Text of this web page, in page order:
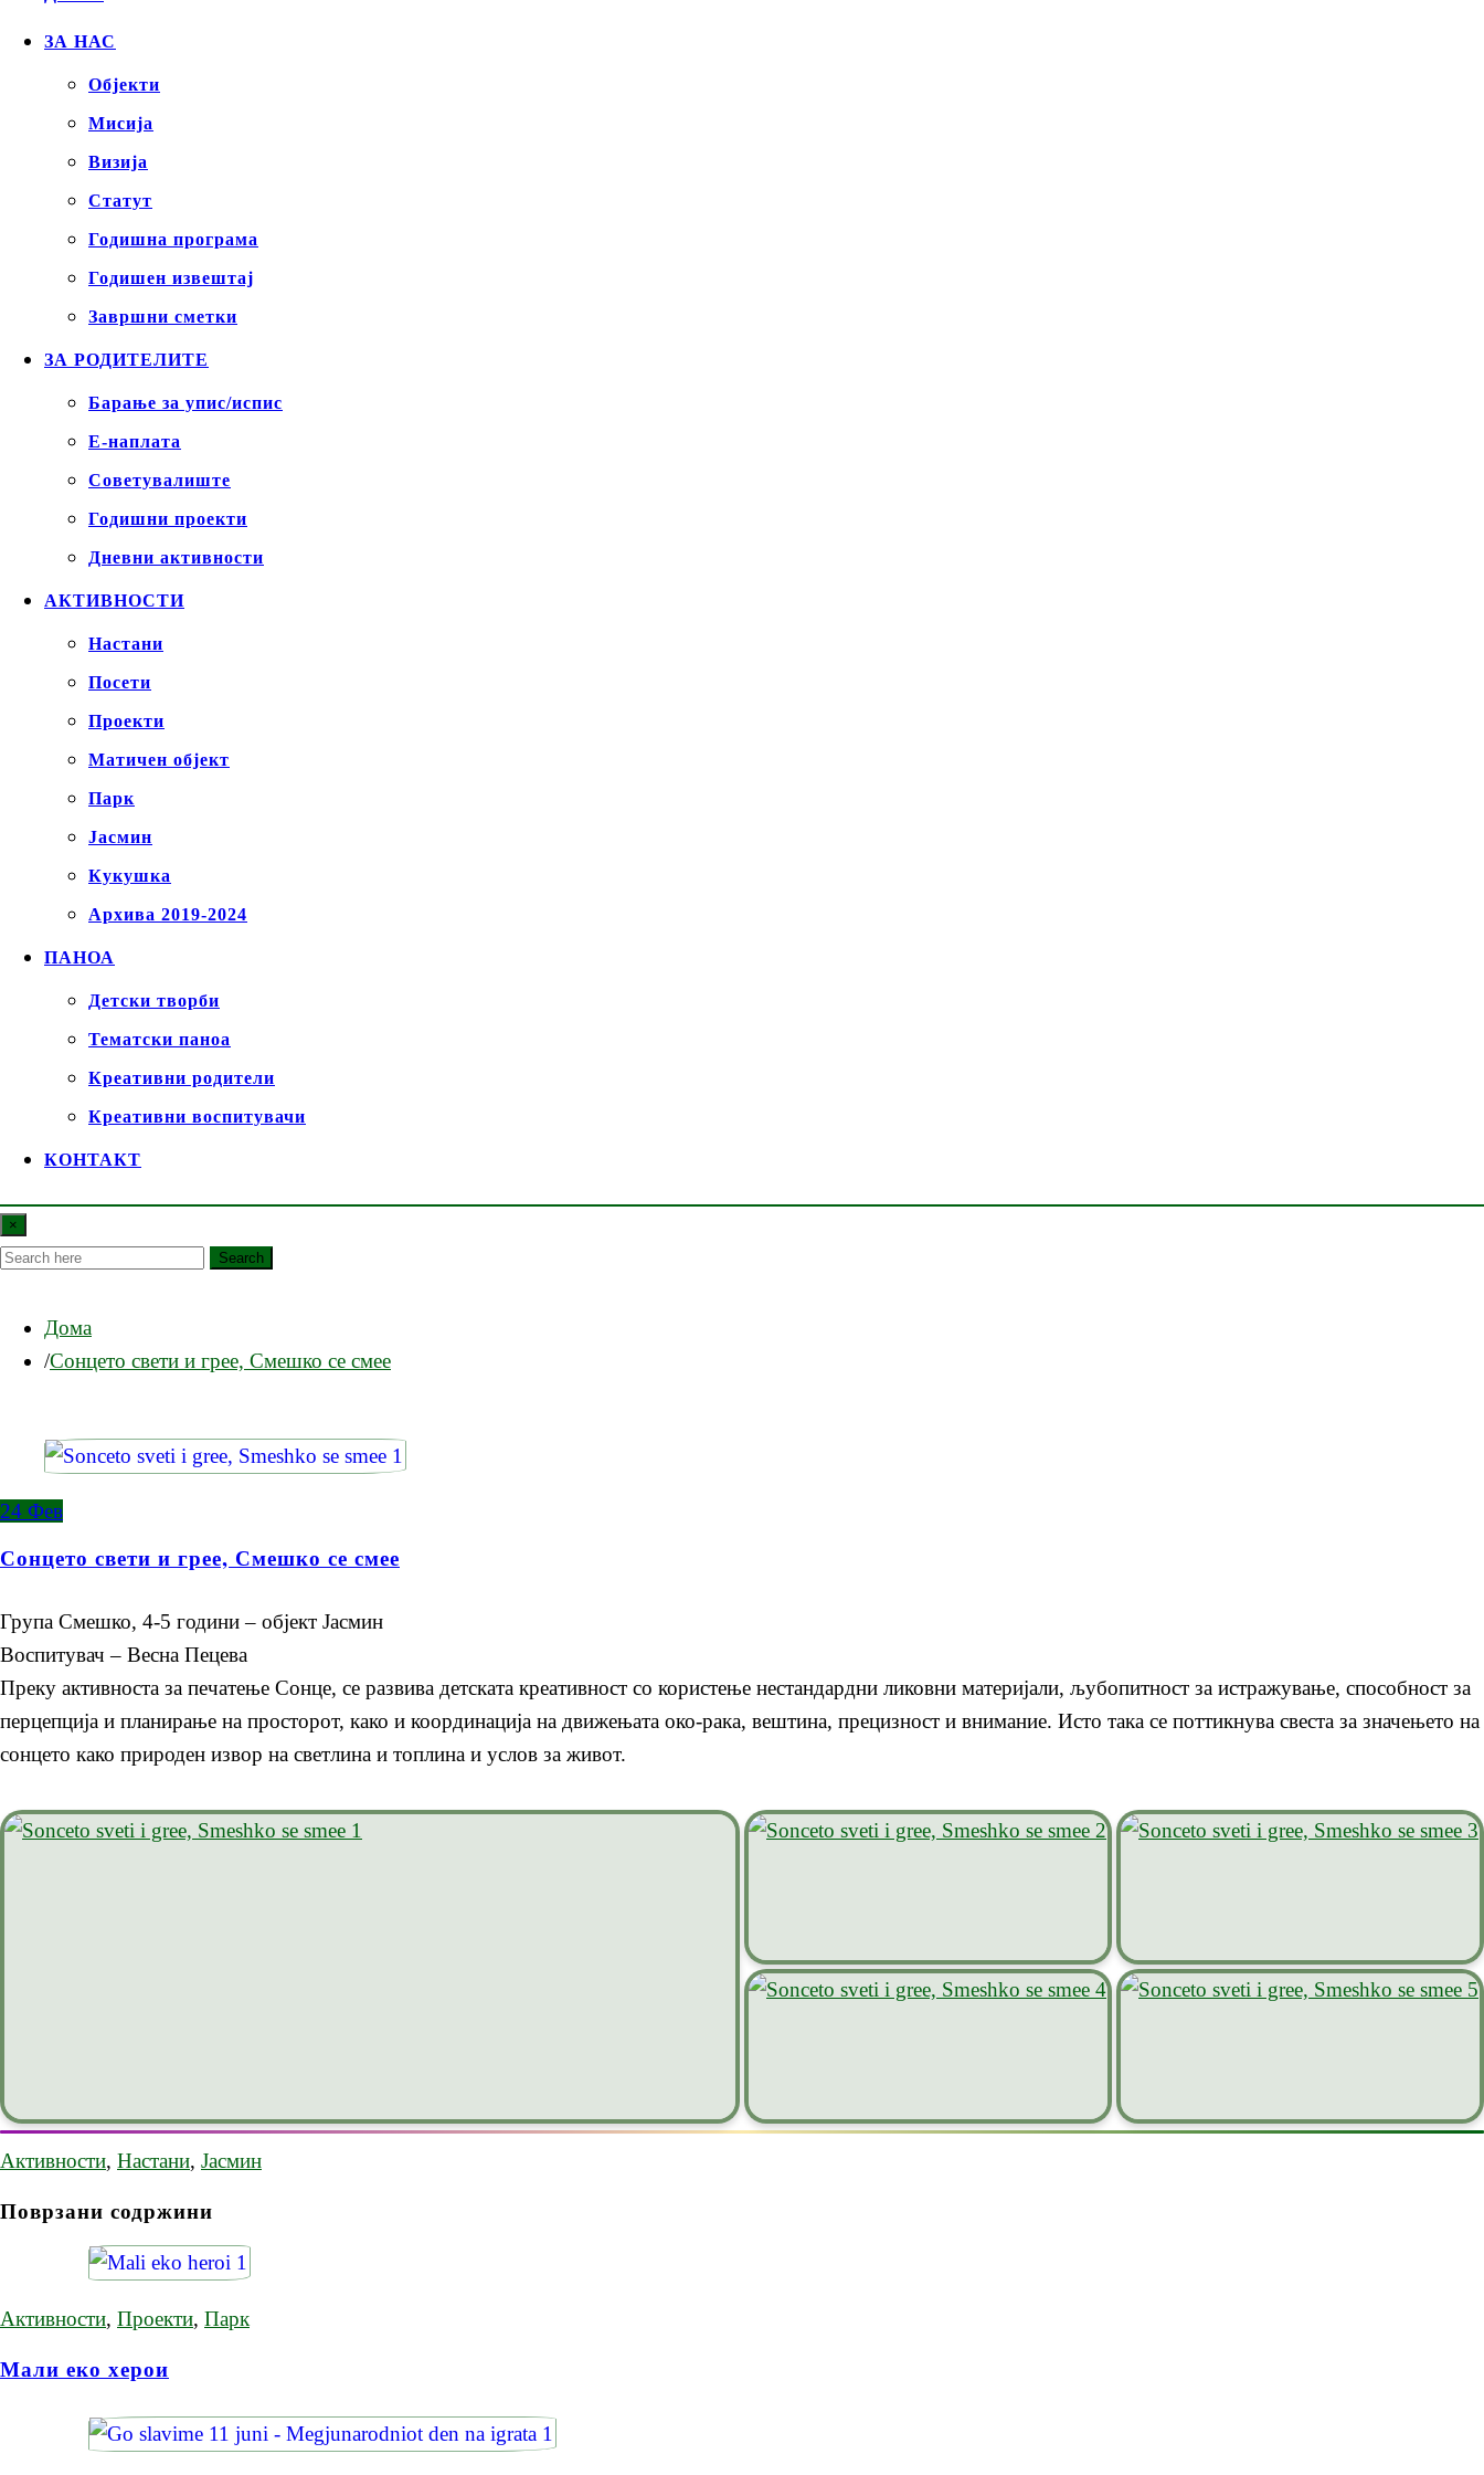
ЗА НАС
Објекти
Mисија
Визија
Статут
Годишна програма
Годишен извештај
Завршни сметки
ЗА РОДИТЕЛИТЕ
Барање за упис/испис
Е-наплата
Советувалиште
Годишни проекти
Дневни активности
АКТИВНОСТИ
Настани
Посети
Проекти
Матичен објект
Парк
Јасмин
Кукушка
Архива 2019-2024
ПАНОА
Детски творби
Тематски паноа
Креативни родители
Креативни воспитувачи
КОНТАКТ
×
Search
Дома
Сонцето свети и грее, Смешко се смее
24 Фев
Сонцето свети и грее, Смешко се смее
Група Смешко, 4-5 години – објект Јасмин
Воспитувач – Весна Пецева
Преку активноста за печатење Сонце, се развива детската креативност со користење нестандардни ликовни материјали, љубопитност за истражување, способност за
перцепција и планирање на просторот, како и координација на движењата око-рака, вештина, прецизност и внимание. Исто така се поттикнува свеста за значењето на
сонцето како природен извор на светлина и топлина и услов за живот.
Активности, Настани, Јасмин
Поврзани содржини
Активности, Проекти, Парк
Мали еко херои